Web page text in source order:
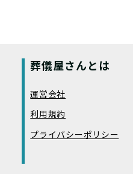
葬儀屋さんとは
運営会社
利用規約
プライバシーポリシー